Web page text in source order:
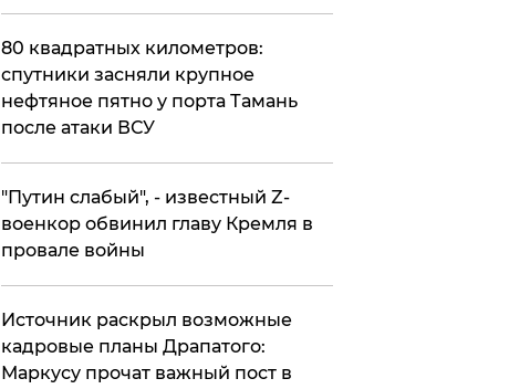
80 квадратных километров:
спутники засняли крупное
нефтяное пятно у порта Тамань
после атаки ВСУ
​"Путин слабый", - известный Z-
военкор обвинил главу Кремля в
провале войны
​Источник раскрыл возможные
кадровые планы Драпатого:
Маркусу прочат важный пост в